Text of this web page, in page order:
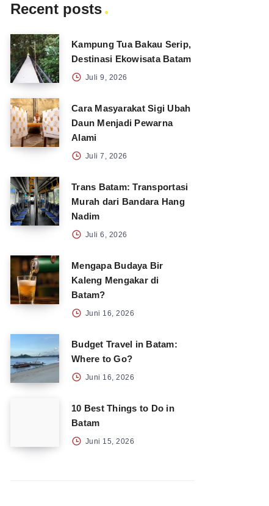
Recent posts
Kampung Tua Bakau Serip,
Destinasi Ekowisata Batam
Juli 9, 2026
Cara Masyarakat Sigi Ubah
Daun Menjadi Pewarna
Alami
Juli 7, 2026
Trans Batam: Transportasi
Murah dari Bandara Hang
Nadim
Juli 6, 2026
Mengapa Budaya Bir
Kaleng Mengakar di
Batam?
Juni 16, 2026
Budget Travel in Batam:
Where to Go?
Juni 16, 2026
10 Best Things to Do in
Batam
Juni 15, 2026